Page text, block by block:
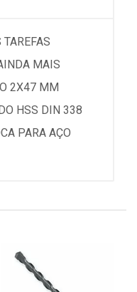
MAIS
2X47 MM
HSS DIN 338
PARA AÇO